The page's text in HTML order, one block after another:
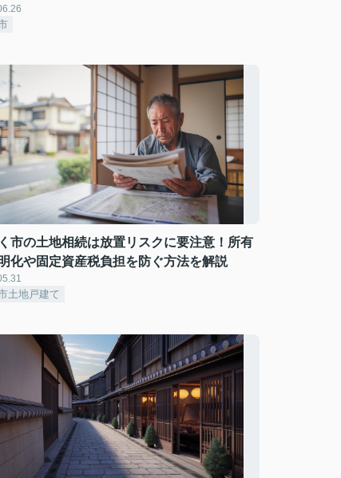
市の土地相続は放置リスクに要注意！所有
化や固定資産税負担を防ぐ方法を解説
土地戸建て